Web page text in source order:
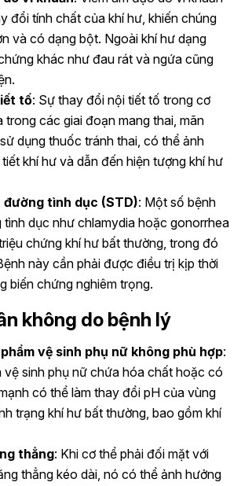
đổi tính chất của khí hư, khiến chúng
và có dạng bột. Ngoài khí hư dạng
khác như đau rát và ngứa cũng
tố: Sự thay đổi nội tiết tố trong cơ
trong các giai đoạn mang thai, mãn
dụng thuốc tránh thai, có thể ảnh
khí hư và dẫn đến hiện tượng khí hư
đường tình dục (STD): Một số bệnh
tình dục như chlamydia hoặc gonorrhea
chứng khí hư bất thường, trong đó
này cần phải được điều trị kịp thời
biến chứng nghiêm trọng.
không do bệnh lý
vệ sinh phụ nữ không phù hợp:
vệ sinh phụ nữ chứa hóa chất hoặc có
có thể làm thay đổi pH của vùng
trạng khí hư bất thường, bao gồm khí
thẳng: Khi cơ thể phải đối mặt với
thẳng kéo dài, nó có thể ảnh hưởng